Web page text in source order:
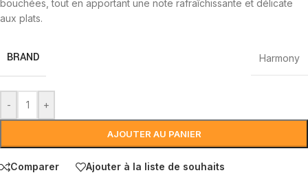
bouchées, tout en apportant une note rafraîchissante et délicate
aux plats.
BRAND Harmony
- +
AJOUTER AU PANIER
Comparer Ajouter à la liste de souhaits